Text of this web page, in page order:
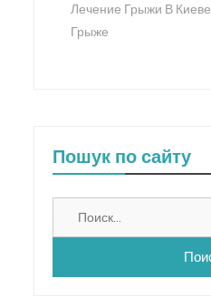
Лечение Грыжи В Киеве
Грыже
Пошук по сайту